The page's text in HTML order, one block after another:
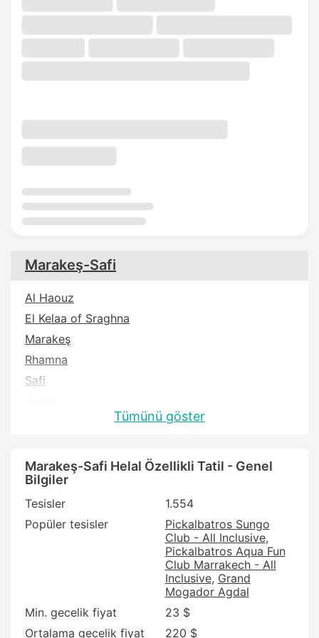
Marakeş-Safi
Al Haouz
El Kelaa of Sraghna
Marakeş
Rhamna
Safi
Tümünü göster
Marakeş-Safi Helal Özellikli Tatil - Genel
Bilgiler
Tesisler
1.554
Popüler tesisler
Pickalbatros Sungo
Club - All Inclusive
Pickalbatros Aqua Fun
Club Marrakech - All
Inclusive Grand
Mogador Agdal
Min. gecelik fiyat
23 $
Ortalama gecelik fiyat
220 $